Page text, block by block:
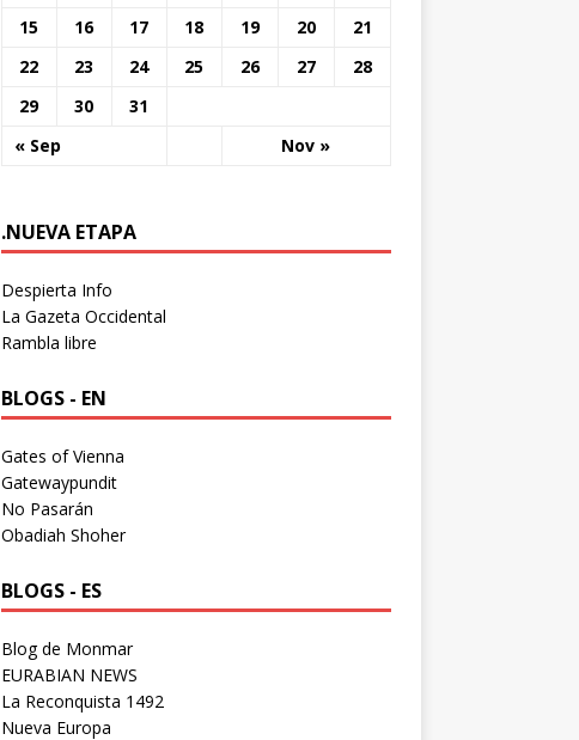
« Sep Nov »
15
16 17 18 19 20
21
22
23 24 25 26 27
28
29
30 31
.NUEVA ETAPA
Despierta Info
La Gazeta Occidental
Rambla libre
BLOGS - EN
Gates of Vienna
Gatewaypundit
No Pasarán
Obadiah Shoher
BLOGS - ES
Blog de Monmar
EURABIAN NEWS
La Reconquista 1492
Nueva Europa